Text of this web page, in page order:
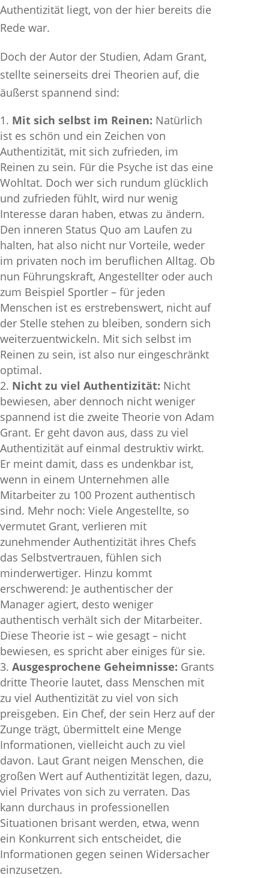
Authentizität liegt, von der hier bereits die
Rede war.
Doch der Autor der Studien, Adam Grant,
stellte seinerseits drei Theorien auf, die
äußerst spannend sind:
Mit sich selbst im Reinen: Natürlich
ist es schön und ein Zeichen von
Authentizität, mit sich zufrieden, im
Reinen zu sein. Für die Psyche ist das eine
Wohltat. Doch wer sich rundum glücklich
und zufrieden fühlt, wird nur wenig
Interesse daran haben, etwas zu ändern.
Den inneren Status Quo am Laufen zu
halten, hat also nicht nur Vorteile, weder
im privaten noch im beruflichen Alltag. Ob
nun Führungskraft, Angestellter oder auch
zum Beispiel Sportler – für jeden
Menschen ist es erstrebenswert, nicht auf
der Stelle stehen zu bleiben, sondern sich
weiterzuentwickeln. Mit sich selbst im
Reinen zu sein, ist also nur eingeschränkt
optimal.
Nicht zu viel Authentizität: Nicht
bewiesen, aber dennoch nicht weniger
spannend ist die zweite Theorie von Adam
Grant. Er geht davon aus, dass zu viel
Authentizität auf einmal destruktiv wirkt.
Er meint damit, dass es undenkbar ist,
wenn in einem Unternehmen alle
Mitarbeiter zu 100 Prozent authentisch
sind. Mehr noch: Viele Angestellte, so
vermutet Grant, verlieren mit
zunehmender Authentizität ihres Chefs
das Selbstvertrauen, fühlen sich
minderwertiger. Hinzu kommt
erschwerend: Je authentischer der
Manager agiert, desto weniger
authentisch verhält sich der Mitarbeiter.
Diese Theorie ist – wie gesagt – nicht
bewiesen, es spricht aber einiges für sie.
Ausgesprochene Geheimnisse: Grants
dritte Theorie lautet, dass Menschen mit
zu viel Authentizität zu viel von sich
preisgeben. Ein Chef, der sein Herz auf der
Zunge trägt, übermittelt eine Menge
Informationen, vielleicht auch zu viel
davon. Laut Grant neigen Menschen, die
großen Wert auf Authentizität legen, dazu,
viel Privates von sich zu verraten. Das
kann durchaus in professionellen
Situationen brisant werden, etwa, wenn
ein Konkurrent sich entscheidet, die
Informationen gegen seinen Widersacher
einzusetzen.